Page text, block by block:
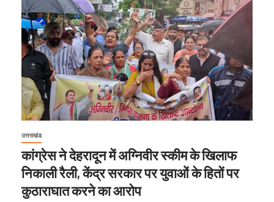
उत्तराखंड
कांग्रेस ने देहरादून में अग्निवीर स्कीम के खिलाफ
निकाली रैली, केंद्र सरकार पर युवाओं के हितों पर
कुठाराघात करने का आरोप